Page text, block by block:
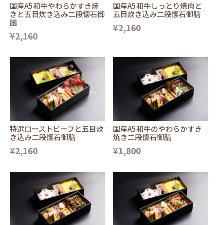
国産A5和牛やわらかすき焼
きと五目炊き込み二段懐石御
膳
¥2,160
国産A5和牛しっとり焼肉と
五目炊き込み二段懐石御膳
¥2,160
特選ローストビーフと五目炊
き込み二段懐石御膳
¥2,160
国産A5和牛のやわらかすき
焼き二段懐石御膳
¥1,800